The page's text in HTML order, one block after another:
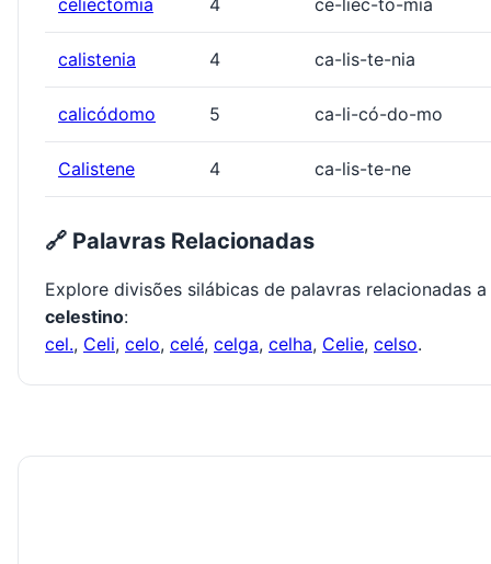
celiectomia 4 ce-liec-to-mia
calistenia 4 ca-lis-te-nia
calicódomo 5 ca-li-có-do-mo
Calistene 4 ca-lis-te-ne
🔗 Palavras Relacionadas
Explore divisões silábicas de palavras relacionadas a
celestino:
cel., Celi, celo, celé, celga, celha, Celie, celso.